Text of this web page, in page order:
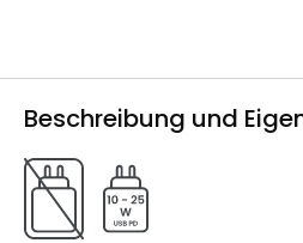
Beschreibung und